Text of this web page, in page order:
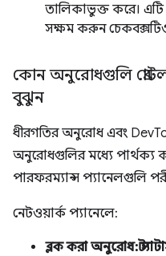
তালিকাভুক্ত করে। এটি
সক্ষম করুন
কোন অনুরোধগুলি
বুঝুন
ধীরগতির অনুরোধ এবং
অনুরোধগুলির মধ্যে পার্থক্য
পারফরম্যান্স প্যানেলগুলি
নেটওয়ার্ক প্যানেলে:
ব্লক করা অনুরোধ: